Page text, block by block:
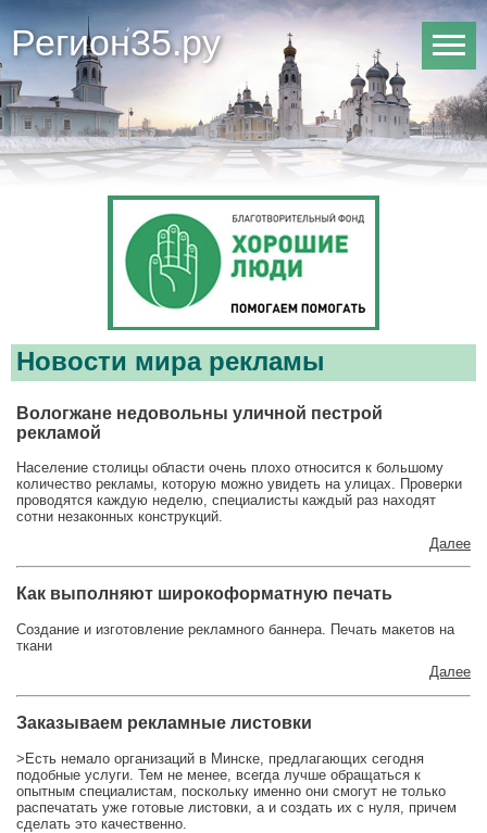
Регион35.ру
Новости мира рекламы
Вологжане недовольны уличной пестрой
рекламой
Население столицы области очень плохо относится к большому
количество рекламы, которую можно увидеть на улицах. Проверки
проводятся каждую неделю, специалисты каждый раз находят
сотни незаконных конструкций.
Далее
Как выполняют широкоформатную печать
Создание и изготовление рекламного баннера. Печать макетов на
ткани
Далее
Заказываем рекламные листовки
>Есть немало организаций в Минске, предлагающих сегодня
подобные услуги. Тем не менее, всегда лучше обращаться к
опытным специалистам, поскольку именно они смогут не только
распечатать уже готовые листовки, а и создать их с нуля, причем
сделать это качественно.